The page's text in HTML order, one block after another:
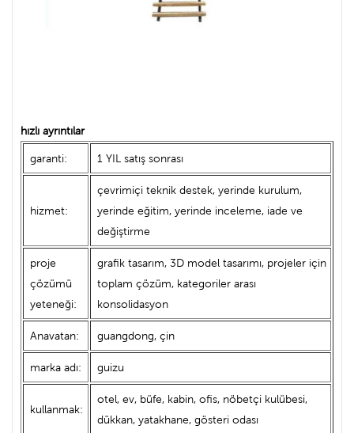
hızlı ayrıntılar
garanti: 1 YIL satış sonrası
hizmet:
çevrimiçi teknik destek, yerinde kurulum,
yerinde eğitim, yerinde inceleme, iade ve
değiştirme
proje
çözümü
yeteneği:
grafik tasarım, 3D model tasarımı, projeler için
toplam çözüm, kategoriler arası
konsolidasyon
Anavatan: guangdong, çin
marka adı: guizu
kullanmak:
otel, ev, büfe, kabin, ofis, nöbetçi kulübesi,
dükkan, yatakhane, gösteri odası